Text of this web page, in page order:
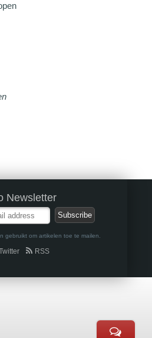
Newsletter
gebruikt om artikelen toe te mailen.
RSS